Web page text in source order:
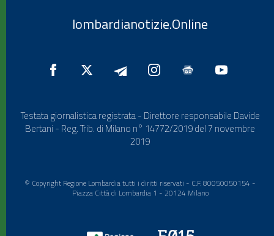
lombardianotizie.Online
Testata giornalistica registrata - Direttore responsabile Davide
Bertani - Reg. Trib. di Milano n° 14772/2019 del 7 novembre
2019
© Copyright Regione Lombardia tutti i diritti riservati - C.F. 80050050154 -
Piazza Città di Lombardia 1 - 20124 Milano